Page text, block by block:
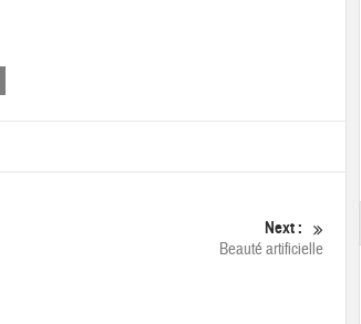
Next :
Beauté artificielle